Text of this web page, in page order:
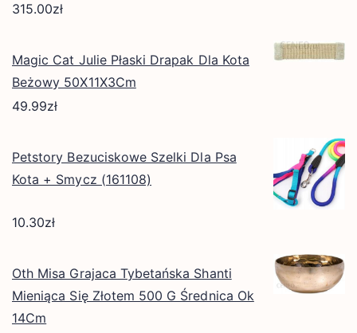
315.00zł
Magic Cat Julie Płaski Drapak Dla Kota
Beżowy 50X11X3Cm
49.99zł
Petstory Bezuciskowe Szelki Dla Psa
Kota + Smycz (161108)
10.30zł
Oth Misa Grajaca Tybetańska Shanti
Mieniąca Się Złotem 500 G Średnica Ok
14Cm